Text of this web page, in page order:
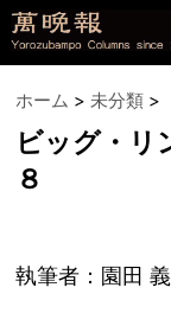
ホーム > 未分類 >
ビッグ・リ
８
執筆者：園田